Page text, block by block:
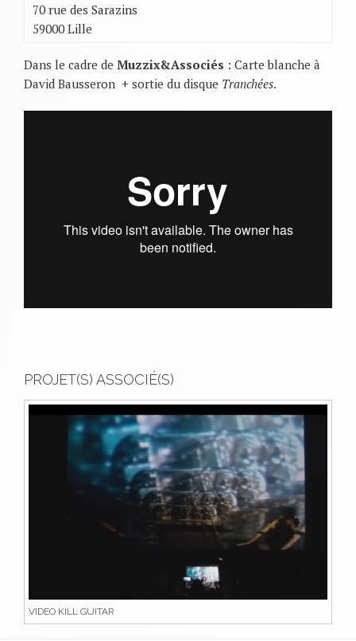
70 rue des Sarazins
59000 Lille
Dans le cadre de Muzzix&Associés : Carte blanche à
David Bausseron + sortie du disque Tranchées.
PROJET(S) ASSOCIÉ(S)
VIDEO KILL GUITAR